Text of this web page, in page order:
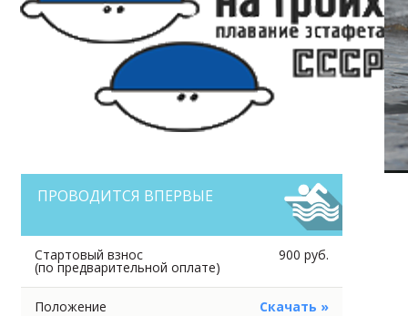
ПРОВОДИТСЯ ВПЕРВЫЕ
Стартовый взнос
(по предварительной оплате)
900 руб.
Положение Скачать »